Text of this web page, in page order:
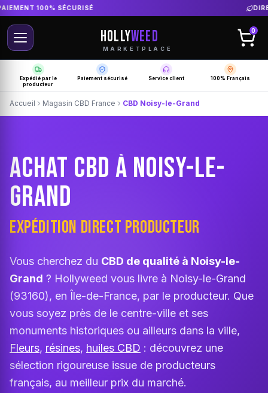
LIVRAISON GRATUITE SELON PRODUCTEUR
HOLLYWEED
MARKETPLACE
0
Expédié par le
producteur
Paiement sécurisé Service client 100% Français
Accueil Magasin CBD France CBD Noisy-le-Grand
ACHAT CBD À NOISY-LE-
GRAND
EXPÉDITION DIRECT PRODUCTEUR
Vous cherchez du CBD de qualité à Noisy-le-
Grand ? Hollyweed vous livre à Noisy-le-Grand
(93160), en Île-de-France, par le producteur. Que
vous soyez près de le centre-ville et ses
monuments historiques ou ailleurs dans la ville,
Fleurs, résines, huiles CBD : découvrez une
sélection rigoureuse issue de producteurs
français, au meilleur prix du marché.